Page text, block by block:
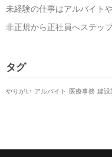
未経験の仕事はアルバイト
非正規から正社員へステッ
タグ
やりがい アルバイト 医療事務 建設